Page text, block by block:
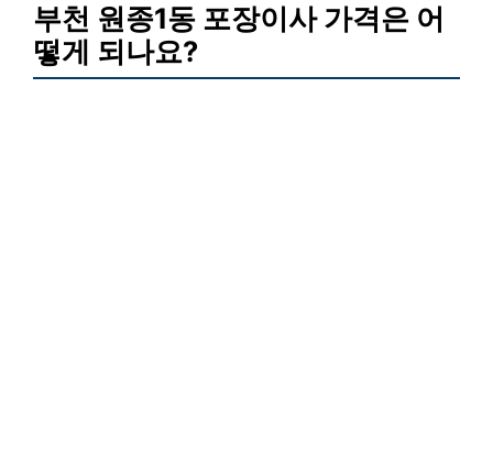
부천 원종1동 포장이사 가격은 어
떻게 되나요?